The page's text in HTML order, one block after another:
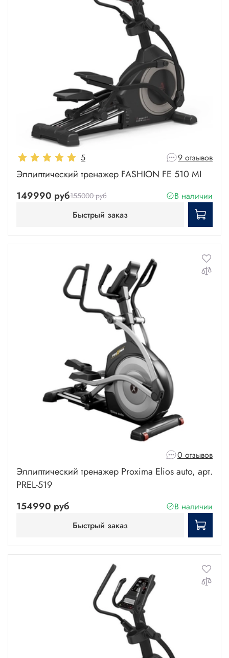
5 9 отзывов
Эллиптический тренажер FASHION FE 510 MI
149990 руб155000 руб
В наличии
Быстрый заказ
0 отзывов
Эллиптический тренажер Proxima Elios auto, арт.
PREL-519
154990 руб
В наличии
Быстрый заказ